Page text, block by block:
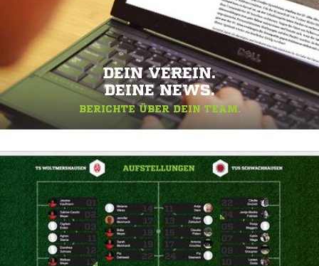
DEIN VEREIN.
DEINE NEWS.
BERICHTE ÜBER DEIN TEAM.